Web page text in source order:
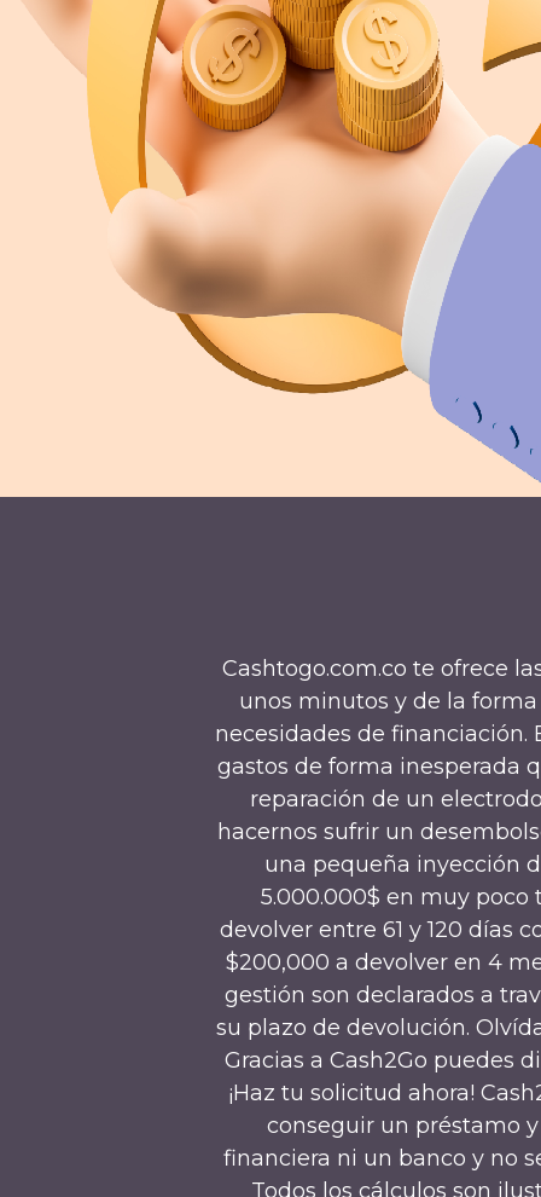
Cashtogo.com.co te ofrece
unos minutos y de la
necesidades de financiación.
gastos de forma inesperada
reparación de un
hacernos sufrir un
una pequeña inyección
5.000.000$ en muy
devolver entre 61 y 120 días
$200,000 a devolver en 4
gestión son declarados a
su plazo de devolución.
Gracias a Cash2Go puedes
¡Haz tu solicitud ahora!
conseguir un préstamo
financiera ni un banco y no
Todos los cálculos son